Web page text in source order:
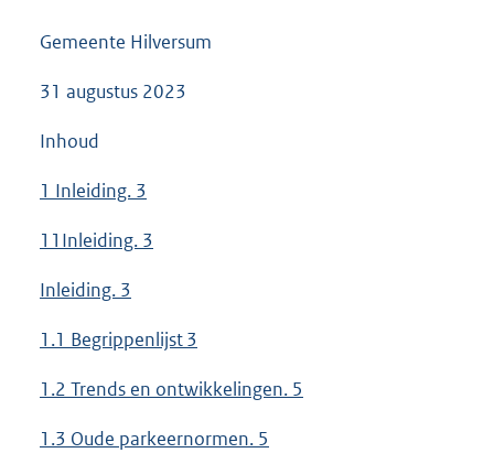
Gemeente Hilversum
31 augustus 2023
Inhoud
1 Inleiding. 3
11Inleiding. 3
Inleiding. 3
1.1 Begrippenlijst 3
1.2 Trends en ontwikkelingen. 5
1.3 Oude parkeernormen. 5